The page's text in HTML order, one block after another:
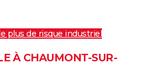
plus de risque industriel
À CHAUMONT-SUR-